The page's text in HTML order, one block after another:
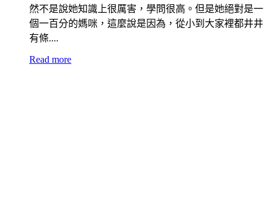
然不是說她知識上很厲害，學問很高。但是她絕對是一
個一百分的媽咪，這麼說是因為，從小到大家裡都井井
有條....
Read more